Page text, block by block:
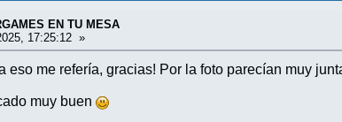
EN TU MESA
17:25:12 »
eso me refería, gracias! Por la foto parecían muy
muy buen